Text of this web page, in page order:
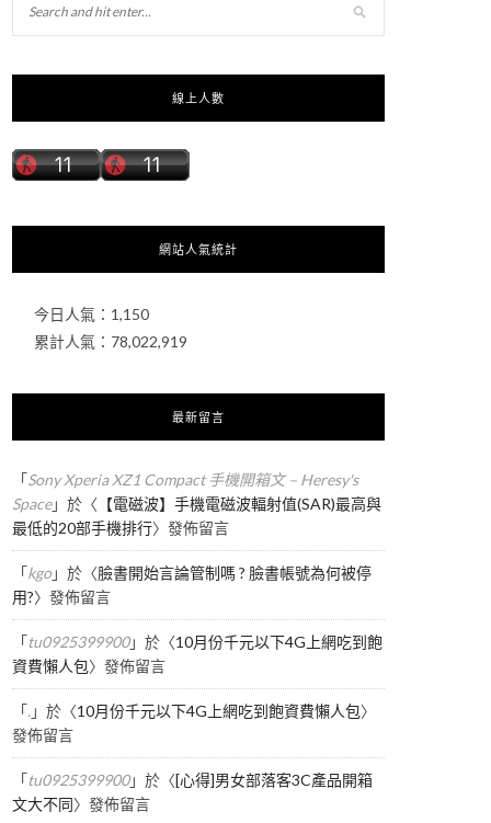
線上人數
網站人氣統計
今日人氣： 1,150
累計人氣： 78,022,919
最新留言
「Sony Xperia XZ1 Compact 手機開箱文 – Heresy's
Space」於〈 【電磁波】手機電磁波輻射值(SAR)最高與
最低的20部手機排行〉發佈留言
「kgo」於〈臉書開始言論管制嗎 ? 臉書帳號為何被停
用?〉發佈留言
「tu0925399900」於〈10月份千元以下4G上網吃到飽
資費懶人包〉發佈留言
「.」於〈10月份千元以下4G上網吃到飽資費懶人包〉
發佈留言
「tu0925399900」於〈[心得]男女部落客3C產品開箱
文大不同〉發佈留言